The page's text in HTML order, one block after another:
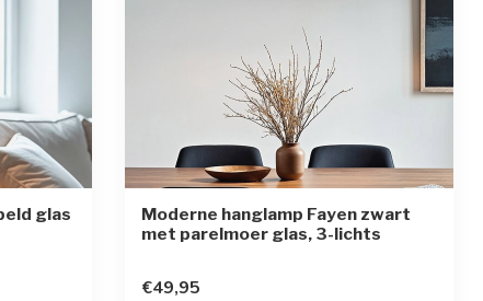
glas
Moderne hanglamp Fayen zwart
met parelmoer glas, 3-lichts
€49,95